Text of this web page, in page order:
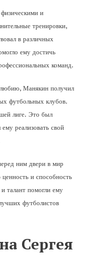
и
тренировки,
в различных
ему достичь
команд.
Манякин получил
футбольных клубов.
лиге. Это был
реализовать свой
ним двери в мир
и способность
талант помогли ему
футболистов
Сергея